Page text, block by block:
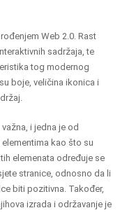
Web 2.0. Rast
sadržaja, te
tog modernog
boje, veličina ikonica i
i jedna je od
kao što su
elemenata određuje se
stranice, odnosno da li
biti pozitivna. Također,
izrada i održavanje je